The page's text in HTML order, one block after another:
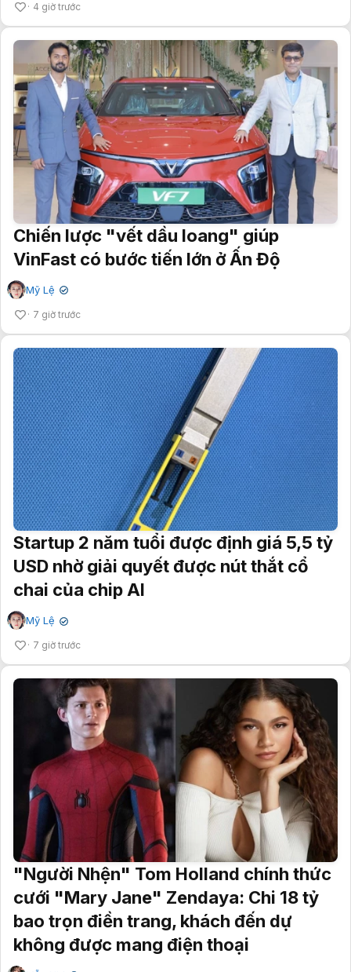
4 giờ trước
Chiến lược "vết dầu loang" giúp
VinFast có bước tiến lớn ở Ấn Độ
Mỹ Lệ ✔
7 giờ trước
Startup 2 năm tuổi được định giá 5,5 tỷ
USD nhờ giải quyết được nút thắt cổ
chai của chip AI
Mỹ Lệ ✔
7 giờ trước
"Người Nhện" Tom Holland chính thức
cưới "Mary Jane" Zendaya: Chi 18 tỷ
bao trọn điền trang, khách đến dự
không được mang điện thoại